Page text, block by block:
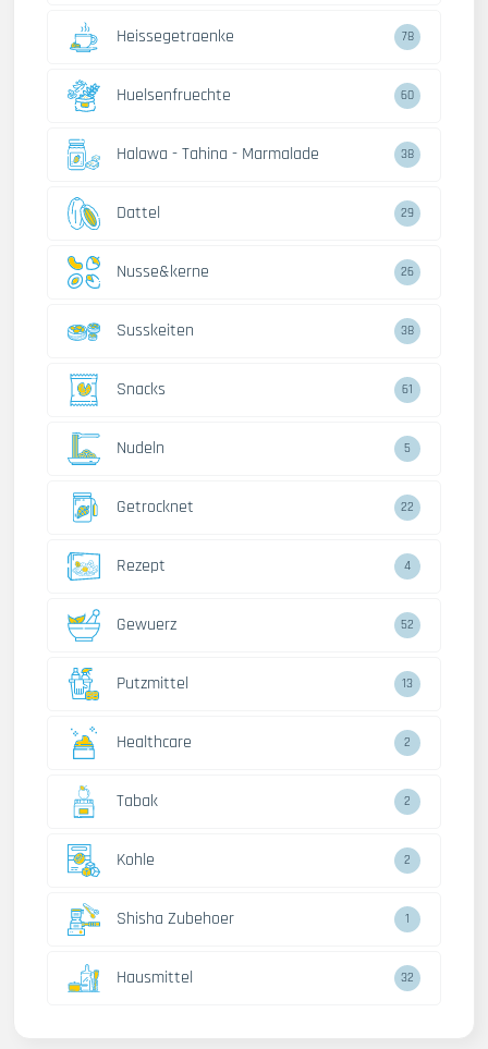
Heissegetraenke 78
Huelsenfruechte 60
Halawa - Tahina - Marmalade 38
Dattel 29
Nusse&kerne 26
Susskeiten 38
Snacks 61
Nudeln 5
Getrocknet 22
Rezept 4
Gewuerz 52
Putzmittel 13
Healthcare 2
Tabak 2
Kohle 2
Shisha Zubehoer 1
Hausmittel 32